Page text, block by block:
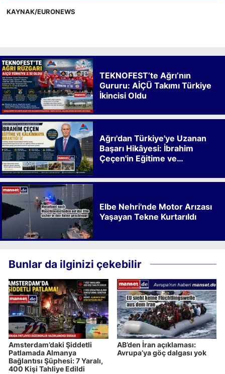
KAYNAK/EURONEWS
TEKNOFEST’te Ağrı’nın
Gururu: AİÇÜ Takımı Türkiye
İkincisi Oldu
Ağrı'dan Türkiye'ye Uzanan
Başarı Hikâyesi: İbrahim
Çeçen'in Eğitime ve
Elbe Nehri'nde Motor Arızası
Yaşayan Tekne Kurtarıldı
Bunlar da ilginizi çekebilir
Amsterdam’daki Şiddetli
Patlamada Almanya
Bağlantısı Şüphesi: 7 Yaralı,
400 Kişi Tahliye Edildi
AB’den İran açıklaması:
Avrupa’ya göç dalgası yok